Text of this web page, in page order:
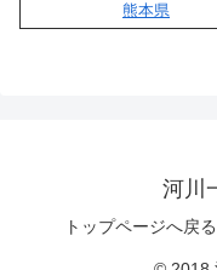
熊本県
河川
トップページへ戻る